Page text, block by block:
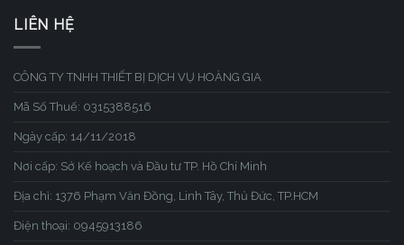
LIÊN HỆ
CÔNG TY TNHH THIẾT BỊ DỊCH VỤ HOÀNG GIA
Mã Số Thuế: 0315388516
Ngày cấp: 14/11/2018
Nơi cấp: Sở Kế hoạch và Đầu tư TP. Hồ Chí Minh
Địa chỉ: 1376 Phạm Văn Đồng, Linh Tây, Thủ Đức, TP.HCM
Điện thoại: 0945913186